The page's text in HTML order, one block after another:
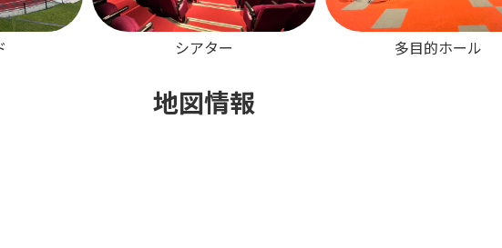
シアター 多目的ホール
地図情報